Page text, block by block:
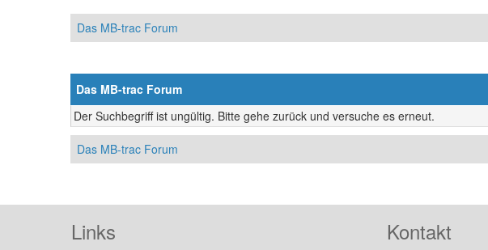
Das MB-trac Forum
Das MB-trac Forum
Der Suchbegriff ist ungültig. Bitte gehe zurück und versuche es erneut.
Das MB-trac Forum
Links Kontakt